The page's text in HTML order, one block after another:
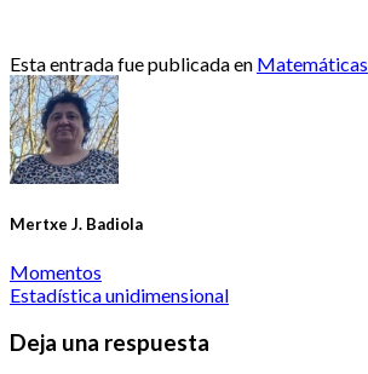
Esta entrada fue publicada en Matemáticas
Mertxe J. Badiola
Momentos
Estadística unidimensional
Deja una respuesta